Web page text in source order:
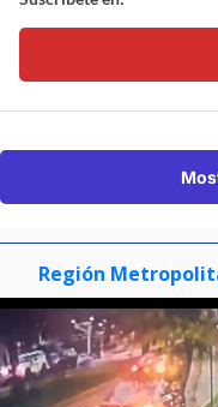
Región